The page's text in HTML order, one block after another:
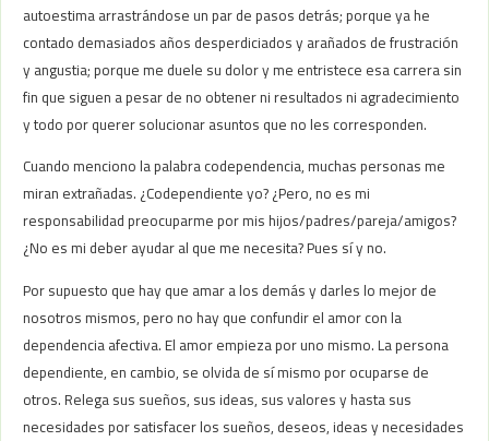
autoestima arrastrándose un par de pasos detrás; porque ya he
contado demasiados años desperdiciados y arañados de frustración
y angustia; porque me duele su dolor y me entristece esa carrera sin
fin que siguen a pesar de no obtener ni resultados ni agradecimiento
y todo por querer solucionar asuntos que no les corresponden.
Cuando menciono la palabra codependencia, muchas personas me
miran extrañadas. ¿Codependiente yo? ¿Pero, no es mi
responsabilidad preocuparme por mis hijos/padres/pareja/amigos?
¿No es mi deber ayudar al que me necesita? Pues sí y no.
Por supuesto que hay que amar a los demás y darles lo mejor de
nosotros mismos, pero no hay que confundir el amor con la
dependencia afectiva. El amor empieza por uno mismo. La persona
dependiente, en cambio, se olvida de sí mismo por ocuparse de
otros. Relega sus sueños, sus ideas, sus valores y hasta sus
necesidades por satisfacer los sueños, deseos, ideas y necesidades